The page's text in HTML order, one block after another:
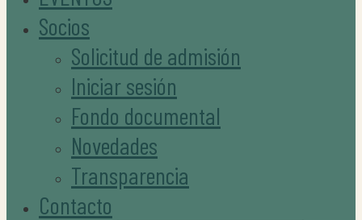
Socios
Solicitud de admisión
Iniciar sesión
Fondo documental
Novedades
Transparencia
Contacto